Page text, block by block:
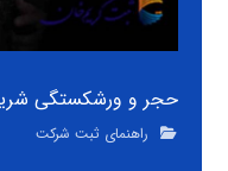
حجر و ورشکستگی
راهنمای ثبت شرکت